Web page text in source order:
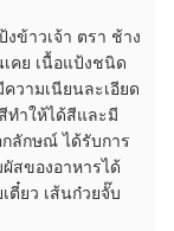
ข้าวเจ้า ตรา ช้าง
คย เนื้อแป้งชนิด
วามเนียนละเอียด
ทำให้ได้สีและมี
ลักษณ์ ได้รับการ
สของอาหารได้
ตี๋ยว เส้นก๋วยจั๊บ